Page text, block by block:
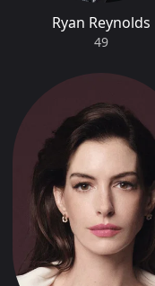
Ryan Reynolds
49